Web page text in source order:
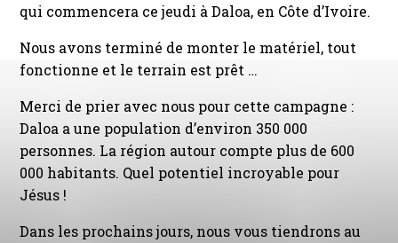
qui commencera ce jeudi à Daloa, en Côte d’Ivoire.
Nous avons terminé de monter le matériel, tout
fonctionne et le terrain est prêt …
Merci de prier avec nous pour cette campagne :
Daloa a une population d’environ 350 000
personnes. La région autour compte plus de 600
000 habitants. Quel potentiel incroyable pour
Jésus !
Dans les prochains jours, nous vous tiendrons au